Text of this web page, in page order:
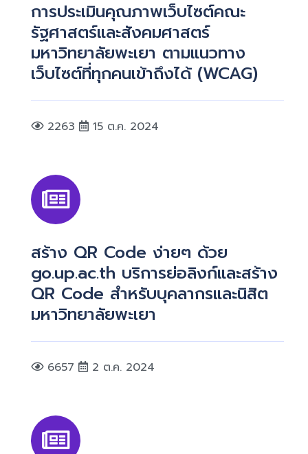
การประเมินคุณภาพเว็บไซต์คณะ
รัฐศาสตร์และสังคมศาสตร์
มหาวิทยาลัยพะเยา ตามแนวทาง
เว็บไซต์ที่ทุกคนเข้าถึงได้ (WCAG)
2263 15 ต.ค. 2024
สร้าง QR Code ง่ายๆ ด้วย
go.up.ac.th บริการย่อลิงก์และสร้าง
QR Code สำหรับบุคลากรและนิสิต
มหาวิทยาลัยพะเยา
6657 2 ต.ค. 2024